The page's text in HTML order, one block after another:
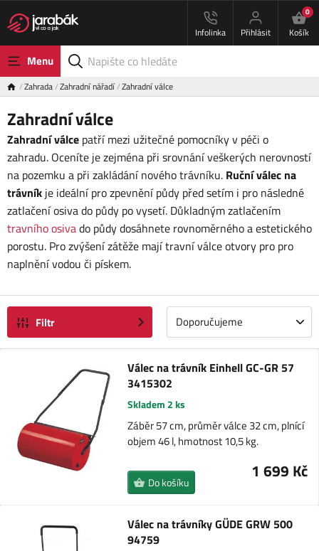
Infolinka Přihlásit
0
Košík
Menu
Zahrada Zahradní nářadí Zahradní válce
Zahradní válce
Zahradní válce patří mezi užitečné pomocníky v péči o
zahradu. Oceníte je zejména při srovnání veškerých nerovností
na pozemku a při zakládání nového trávníku. Ruční válec na
trávník je ideální pro zpevnění půdy před setím i pro následné
zatlačení osiva do půdy po vysetí. Důkladným zatlačením
travního osivado půdy dosáhnete rovnoměrného a estetického
porostu. Pro zvýšení zátěže mají travní válce otvory pro pro
naplnění vodou či pískem.
Filtr Doporučujeme
Válec na trávník Einhell GC-GR 57
3415302
Skladem 2 ks
Záběr 57 cm, průměr válce 32 cm, plnící
objem 46 l, hmotnost 10,5 kg.
1 699 Kč
Do košíku
Válec na trávníky GÜDE GRW 500
94759